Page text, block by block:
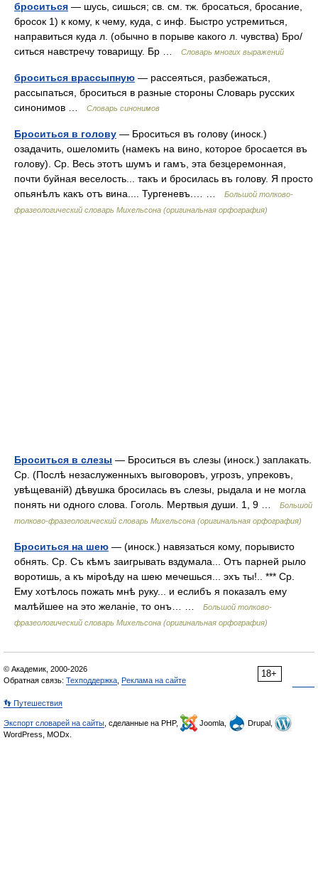
броситься — шусь, сишься; св. см. тж. бросаться, бросание,
бросок 1) к кому, к чему, куда, с инф. Быстро устремиться,
направиться куда л. (обычно в порыве какого л. чувства) Бро/
ситься навстречу товарищу. Бр …
Словарь многих выражений
броситься врассыпную — рассеяться, разбежаться,
рассыпаться, броситься в разные стороны Словарь русских
синонимов …
Словарь синонимов
Броситься в голову — Броситься въ голову (иноск.)
озадачить, ошеломить (намекъ на вино, которое бросается въ
голову). Ср. Весь этотъ шумъ и гамъ, эта безцеремонная,
почти буйная веселость... такъ и бросилась въ голову. Я просто
опьянѣлъ какъ отъ вина.... Тургеневъ.… …
Большой толково-
фразеологический словарь Михельсона (оригинальная орфография)
Броситься в слезы — Броситься въ слезы (иноск.) заплакать.
Ср. (Послѣ незаслуженныхъ выговоровъ, угрозъ, упрековъ,
увѣщеваній) дѣвушка бросилась въ слезы, рыдала и не могла
понять ни одного слова. Гоголь. Мертвыя души. 1, 9 …
Большой
толково-фразеологический словарь Михельсона (оригинальная орфография)
Броситься на шею — (иноск.) навязаться кому, порывисто
обнять. Ср. Съ кѣмъ заигрывать вздумала... Отъ парней рыло
воротишь, а къ міроѣду на шею мечешься... эхъ ты!.. *** Ср.
Ему хотѣлось пожать мнѣ руку... и еслибъ я показалъ ему
малѣйшее на это желаніе, то онъ… …
Большой толково-
фразеологический словарь Михельсона (оригинальная орфография)
18+
© Академик, 2000-2026
Обратная связь: Техподдержка Реклама на сайте
👣 Путешествия
Экспорт словарей на сайты , сделанные на PHP, Joomla,
Drupal,
WordPress, MODx.